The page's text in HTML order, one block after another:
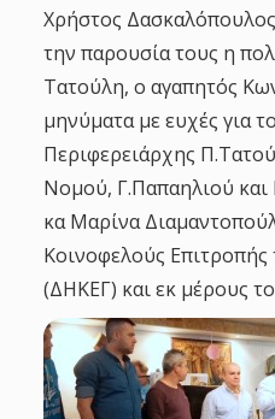
Χρήστος
την παρουσία τους η
Τατούλη, ο αγαπητός
μηνύματα με ευχές για
Περιφερειάρχης
Νομού, Γ.Παπαηλιού
κα Μαρίνα
Κοινοφελούς
(ΔΗΚΕΓ) και εκ μέρους